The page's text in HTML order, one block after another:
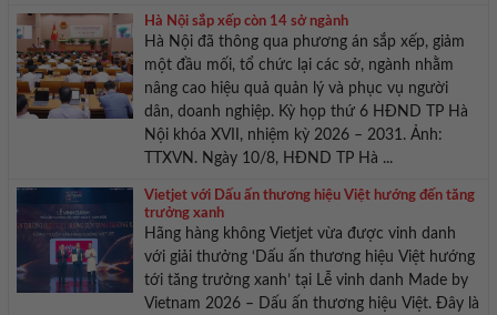
Hà Nội sắp xếp còn 14 sở ngành
Hà Nội đã thông qua phương án sắp xếp, giảm
một đầu mối, tổ chức lại các sở, ngành nhằm
nâng cao hiệu quả quản lý và phục vụ người
dân, doanh nghiệp. Kỳ họp thứ 6 HĐND TP Hà
Nội khóa XVII, nhiệm kỳ 2026 – 2031. Ảnh:
TTXVN. Ngày 10/8, HĐND TP Hà ...
Vietjet với Dấu ấn thương hiệu Việt hướng đến tăng
trưởng xanh
Hãng hàng không Vietjet vừa được vinh danh
với giải thưởng ‘Dấu ấn thương hiệu Việt hướng
tới tăng trưởng xanh’ tại Lễ vinh danh Made by
Vietnam 2026 – Dấu ấn thương hiệu Việt. Đây là